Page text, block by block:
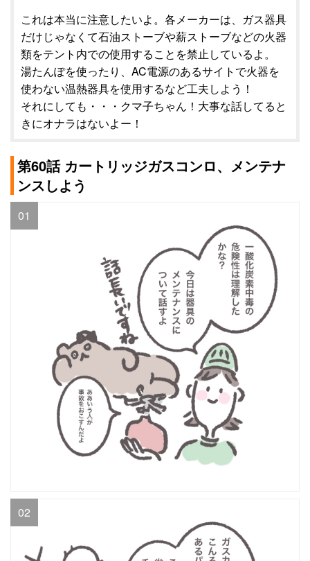
これは本当に注意したいよ。各メーカーは、ガス器具
だけじゃなくて石油ストーブや薪ストーブなどの火器
類をテント内での使用することを禁止しているよ。
湯たんぽを使ったり、AC電源のあるサイトで火器を
使わない温熱器具を使用するなど工夫しよう！
それにしても・・・クマ子ちゃん！大事な話してると
きにオナラはないよー！
第60話 カートリッジガスコンロ、メンテナ
ンスしよう